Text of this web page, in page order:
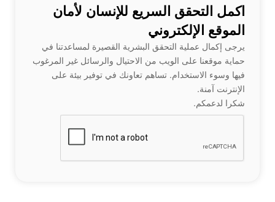
اكمل التحقق السريع للإنسان لأمان
الموقع الإلكتروني
يرجى إكمال عملية التحقق البشرية القصيرة لمساعدتنا في
حماية موقعنا على الويب من الاحتيال والرسائل غير المرغوب
فيها وسوء الاستخدام. تساهم تعاونك في توفير بيئة على
الإنترنت آمنة.
شكرا لدعمكم.